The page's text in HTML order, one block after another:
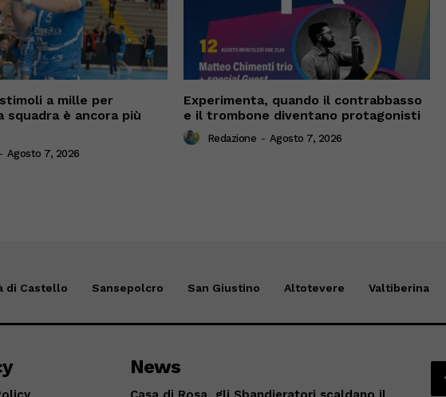
a mille per
squadra è ancora più
- Agosto 7, 2026
Experimenta, quando il contrabbasso
e il trombone diventano protagonisti
Redazione - Agosto 7, 2026
di Castello Sansepolcro San Giustino Altotevere Valtiberina
News